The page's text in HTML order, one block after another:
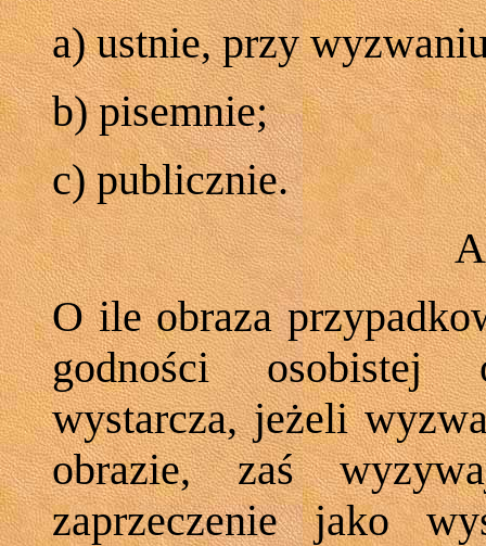
a) ustnie, przy
b) pisemnie;
c) publicznie.
O ile obraza
godności osobistej
wystarcza, jeżeli
obrazie, zaś
zaprzeczenie jako